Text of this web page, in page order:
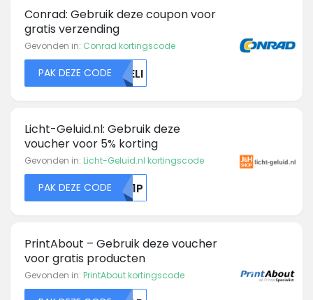
Conrad: Gebruik deze coupon voor
gratis verzending
Gevonden in: Conrad kortingscode
PAK DEZE CODE UELI
Licht-Geluid.nl: Gebruik deze
voucher voor 5% korting
Gevonden in: Licht-Geluid.nl kortingscode
PAK DEZE CODE RU1P
PrintAbout – Gebruik deze voucher
voor gratis producten
Gevonden in: PrintAbout kortingscode